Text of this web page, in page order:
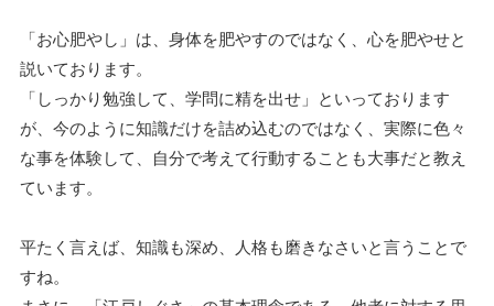
「お心肥やし」は、身体を肥やすのではなく、心を肥やせと
説いております。
「しっかり勉強して、学問に精を出せ」といっております
が、今のように知識だけを詰め込むのではなく、実際に色々
な事を体験して、自分で考えて行動することも大事だと教え
ています。
平たく言えば、知識も深め、人格も磨きなさいと言うことで
すね。